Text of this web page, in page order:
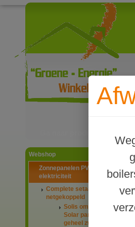
Webshop
Zonnepanelen PV-systemen
elektriciteit
Complete setaanbiedingen
netgekoppeld
Solis omvormers & JA
Solar panelen 445Wp
geheel zwart glas-glas